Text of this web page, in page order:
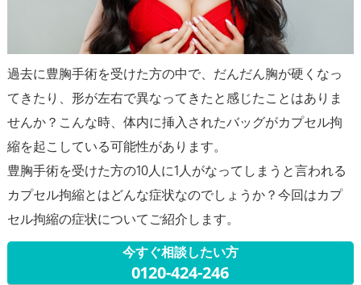
過去に豊胸手術を受けた方の中で、だんだん胸が硬くなっ
てきたり、形が左右で異なってきたと感じたことはありま
せんか？こんな時、体内に挿入されたバッグがカプセル拘
縮を起こしている可能性があります。
豊胸手術を受けた方の10人に1人がなってしまうと言われる
カプセル拘縮とはどんな症状なのでしょうか？今回はカプ
今すぐ相談したい方
0120-424-246